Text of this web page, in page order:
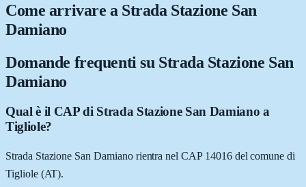
Come arrivare a Strada Stazione San
Damiano
Domande frequenti su Strada Stazione San
Damiano
Qual è il CAP di Strada Stazione San Damiano a
Tigliole?
Strada Stazione San Damiano rientra nel CAP 14016 del comune di
Tigliole (AT).